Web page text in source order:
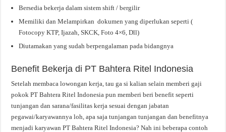
Bersedia bekerja dalam sistem shift / bergilir
Memiliki dan Melampirkan dokumen yang diperlukan seperti (
Fotocopy KTP, Ijazah, SKCK, Foto 4×6, Dll)
Diutamakan yang sudah berpengalaman pada bidangnya
Benefit Bekerja di PT Bahtera Ritel Indonesia
Setelah membaca lowongan kerja, tau ga si kalian selain memberi gaji
pokok PT Bahtera Ritel Indonesia pun memberi beri benefit seperti
tunjangan dan sarana/fasilitas kerja sesuai dengan jabatan
pegawai/karyawannya loh, apa saja tunjangan tunjangan dan benefitnya
menjadi karyawan PT Bahtera Ritel Indonesia? Nah ini beberapa contoh